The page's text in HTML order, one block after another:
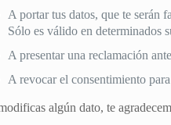
A portar tus datos, que te serán
Sólo es válido en determinados
A presentar una reclamación
A revocar el consentimiento
algún dato, te